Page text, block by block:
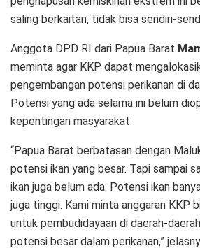
saling berkaitan, tidak bisa sendiri-
Anggota DPD RI dari Papua Barat
meminta agar KKP dapat
pengembangan potensi perikanan di
Potensi yang ada selama ini belum
kepentingan masyarakat.
“Papua Barat berbatasan dengan
potensi ikan yang besar. Tapi sampai
ikan juga belum ada. Potensi ikan
juga tinggi. Kami minta anggaran KKP
untuk pembudidayaan di daerah-
potensi besar dalam perikanan,”